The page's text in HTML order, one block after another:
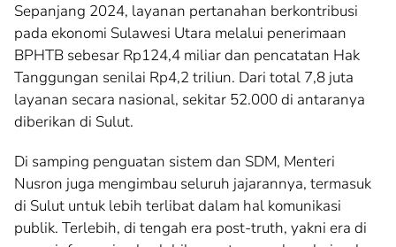
Sepanjang 2024, layanan pertanahan berkontribusi
pada ekonomi Sulawesi Utara melalui penerimaan
BPHTB sebesar Rp124,4 miliar dan pencatatan Hak
Tanggungan senilai Rp4,2 triliun. Dari total 7,8 juta
layanan secara nasional, sekitar 52.000 di antaranya
diberikan di Sulut.
Di samping penguatan sistem dan SDM, Menteri
Nusron juga mengimbau seluruh jajarannya, termasuk
di Sulut untuk lebih terlibat dalam hal komunikasi
publik. Terlebih, di tengah era post-truth, yakni era di